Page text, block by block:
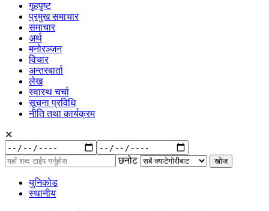
गृहपृष्ट
प्रमुख समाचार
समाचार
अर्थ
मनोरञ्जन
विचार
अन्तरबार्ता
लेख
स्वास्थ चर्चा
सूचना प्रविधि
नीति तथा कार्यक्रम
✕
अनुसार:
छनोट
युनिकोड
स्थानीय